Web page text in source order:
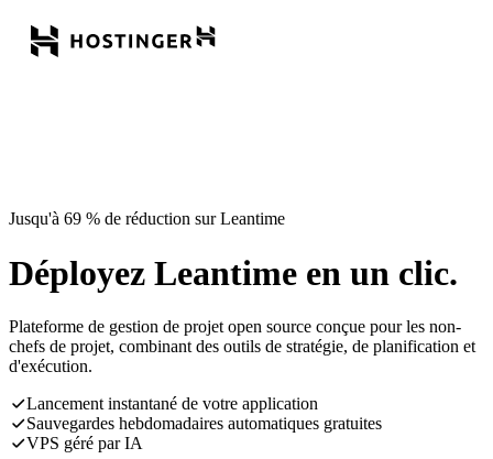
Jusqu'à 69 % de réduction sur Leantime
Déployez Leantime en un clic.
Plateforme de gestion de projet open source conçue pour les non-
chefs de projet, combinant des outils de stratégie, de planification et
d'exécution.
Lancement instantané de votre application
Sauvegardes hebdomadaires automatiques gratuites
VPS géré par IA